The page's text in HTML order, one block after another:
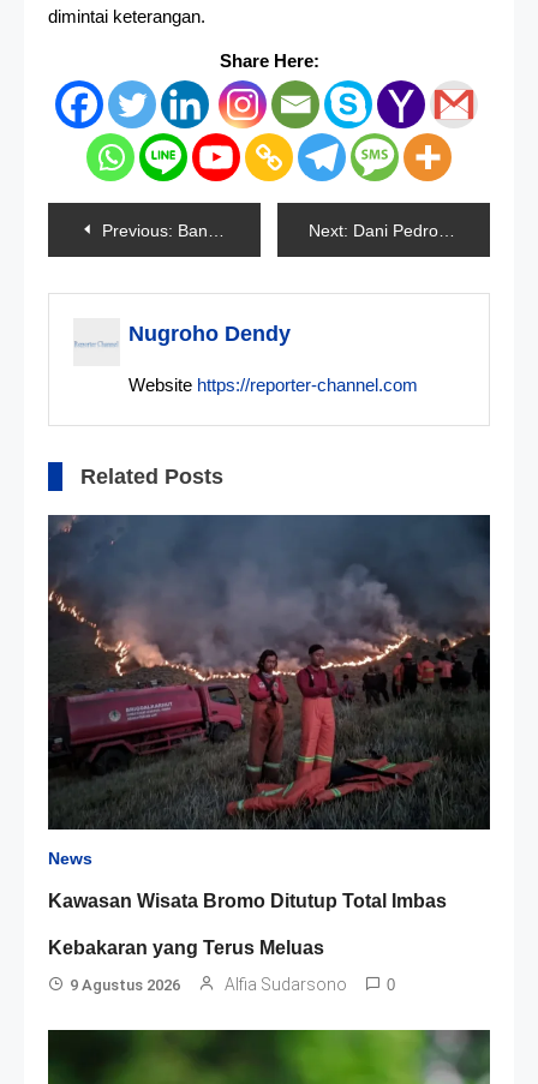
dimintai keterangan.
Share Here:
Navigasi
pos
Previous: Bantuan 600 Ribu Cair Bulan Agustus Next: Dani Pedrosa Bisa Ancam Tim Orange Honda
Nugroho Dendy
Website https://reporter-channel.com
Related Posts
News
Kawasan Wisata Bromo Ditutup Total Imbas
Kebakaran yang Terus Meluas
9 Agustus 2026 Alfia Sudarsono 0